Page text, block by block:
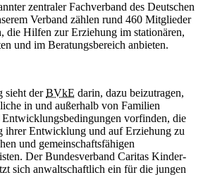
zentraler Fachverband des Deutschen
Verband zählen rund 460 Mitglieder
die Hilfen zur Erziehung im stationären,
und im Beratungsbereich anbieten.
sieht derBVkE darin, dazu beizutragen,
in und außerhalb von Familien
vorfinden, die
ihrer Entwicklung und auf Erziehung zu
und gemeinschaftsfähigen
Der Bundesverband Caritas Kinder-
sich anwaltschaftlich ein für die jungen